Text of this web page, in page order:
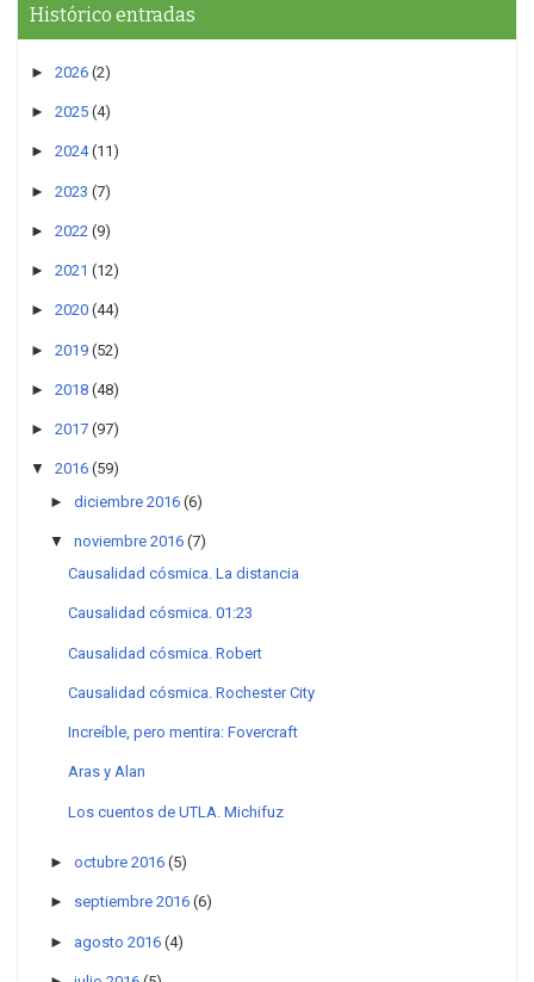
Histórico entradas
► 2026 (2)
► 2025 (4)
► 2024 (11)
► 2023 (7)
► 2022 (9)
► 2021 (12)
► 2020 (44)
► 2019 (52)
► 2018 (48)
► 2017 (97)
▼ 2016 (59)
► diciembre 2016 (6)
▼ noviembre 2016 (7)
Causalidad cósmica. La distancia
Causalidad cósmica. 01:23
Causalidad cósmica. Robert
Causalidad cósmica. Rochester City
Increíble, pero mentira: Fovercraft
Aras y Alan
Los cuentos de UTLA. Michifuz
► octubre 2016 (5)
► septiembre 2016 (6)
► agosto 2016 (4)